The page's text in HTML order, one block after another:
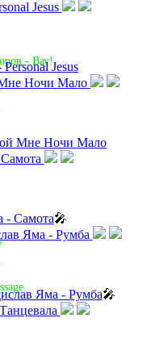
- Вау!Jesus
Мне Ночи Мало
- Самота🎤
Яма - Румба🎤